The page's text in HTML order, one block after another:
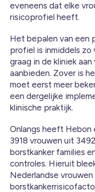
eveneens dat elke
risicoprofiel heeft.
Het bepalen van een
profiel is inmiddels
graag in de kliniek
aanbieden. Zover is
moet eerst meer
een dergelijke
klinische praktijk.
Onlangs heeft
3918 vrouwen uit
borstkanker families
controles. Hieruit
Nederlandse